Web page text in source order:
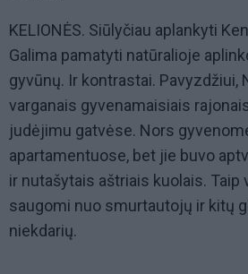
KELIONĖS. Siūlyčiau aplankyti
Galima pamatyti natūralioje
gyvūnų. Ir kontrastai. Pavyzdžiui,
varganais gyvenamaisiais
judėjimu gatvėse. Nors
apartamentuose, bet jie buvo
ir nutašytais aštriais kuolais. Taip
saugomi nuo smurtautojų ir kitų
niekdarių.